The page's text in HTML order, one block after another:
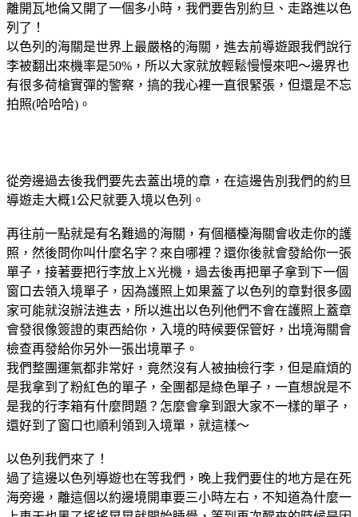
離開瓦地倫又開了一個多小時，我們要告別約旦、走路進以色
列了！
以色列的海關是世界上最嚴格的海關，進去前導遊跟我們說行
李被翻出來機率是50%，所以大家就放輕鬆慢慢來吧～邊界也
有很多荷槍實彈的警察，搞的我心裡一直很緊張，但還是不忘
拍照(哈哈哈)。
從旁邊過去後我們要先去蓋出境的章，在這邊告別我們的約旦
導遊走大概1公尺就要入境以色列。
再往前一點就是有名難過的海關，有個櫃檯海關會收走你的護
照，然後問你叫什麼名字？來自哪裡？還你後就會發給你一張
單子，接著要把行李放上X光機，過去後再把單子拿到下一個
窗口去領入境單子，因為護照上如果蓋了以色列的章對很多國
家可能就沒辦法進去，所以進出以色列他們不會在護照上蓋章
會發很像簽證的東西給你，入境的時候要保管好，出境海關會
檢查再發給你另外一張出境單子。
我們整團運氣都非常好，竟然沒有人被抽檢行李，但是麻煩的
是我拿到了粉紅色的單子，全團都是綠色單子，一直想說是不
是我的行李箱有什麼問題？怎麼會拿到跟大家不一樣的單子，
還好到了窗口也順利領到入境單，就這樣～
以色列我們來了！
過了這邊以色列導遊也在等我們，晚上我們要住的地方是在死
海旁邊，離這個以約邊境開車要三小時左右，不知道為什麼一